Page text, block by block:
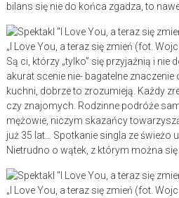
bilans się nie do końca zgadza, to
„I Love You, a teraz się zmień (fot.
Są ci, którzy „tylko” się przyjaźnią i
akurat scenie nie- bagatelne
kuchni, dobrze to zrozumieją. Każdy
czy znajomych. Rodzinne podróże
mężowie, niczym skazańcy
już 35 lat… Spotkanie singla ze
Nietrudno o wątek, z którym można
„I Love You, a teraz się zmień (fot.